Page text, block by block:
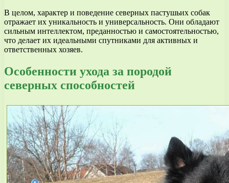
В целом, характер и поведение северных пастушьих собак
отражает их уникальность и универсальность. Они обладают
сильным интеллектом, преданностью и самостоятельностью,
что делает их идеальными спутниками для активных и
ответственных хозяев.
Особенности ухода за породой
северных способностей